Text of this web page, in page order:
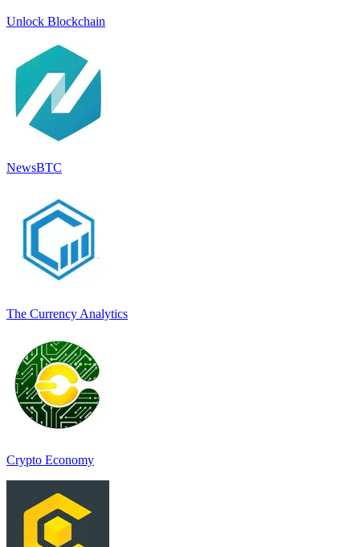
Unlock Blockchain
NewsBTC
The Currency Analytics
Crypto Economy